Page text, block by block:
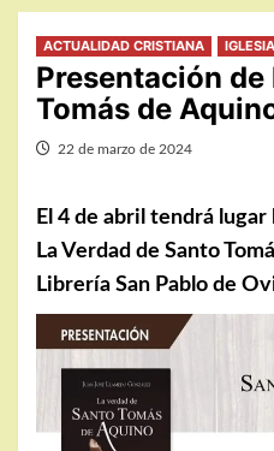
ACTUALIDAD CRISTIANA
Presentación
Tomás de
22 de marzo de 2024
El 4 de abril tendrá
La Verdad de Santo
Librería San Pablo de